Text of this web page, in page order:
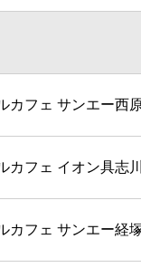
カフェ サンエー西
カフェ イオン具志
カフェ サンエー経